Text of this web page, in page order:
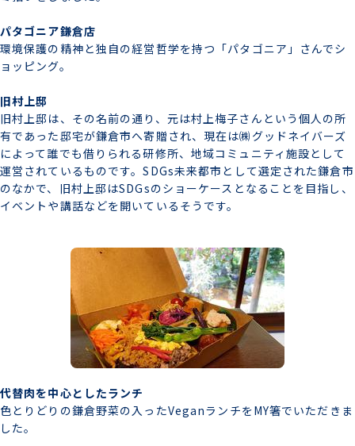
パタゴニア鎌倉店
環境保護の精神と独自の経営哲学を持つ「パタゴニア」さんでシ
ョッピング。
旧村上邸
旧村上邸は、その名前の通り、元は村上梅子さんという個人の所
有であった邸宅が鎌倉市へ寄贈され、現在は㈱グッドネイバーズ
によって誰でも借りられる研修所、地域コミュニティ施設として
運営されているものです。SDGs未来都市として選定された鎌倉市
のなかで、旧村上邸はSDGsのショーケースとなることを目指し、
イベントや講話などを開いているそうです。
代替肉を中心としたランチ
色とりどりの鎌倉野菜の入ったVeganランチをMY箸でいただきま
した。